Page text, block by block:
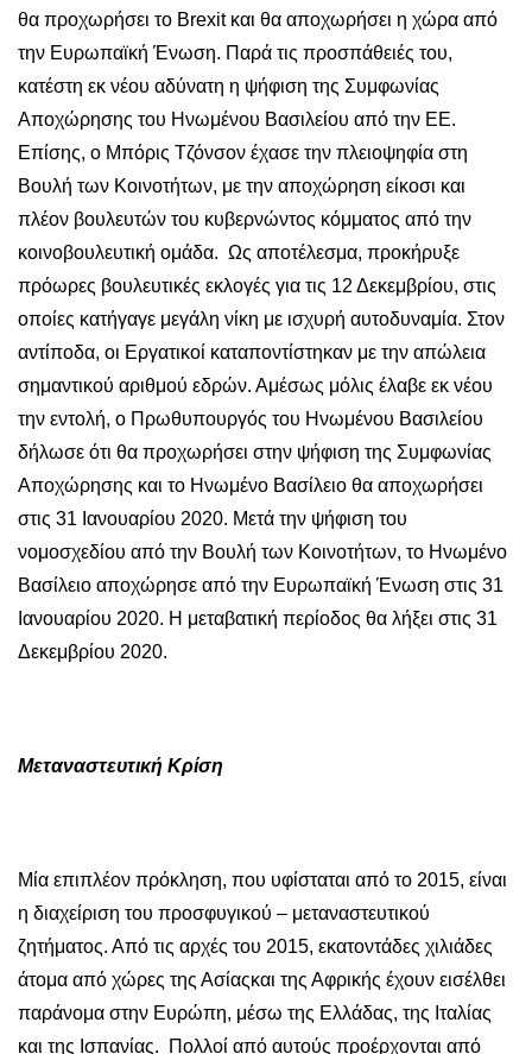
θα προχωρήσει το Brexit και θα αποχωρήσει η χώρα από
την Ευρωπαϊκή Ένωση. Παρά τις προσπάθειές του,
κατέστη εκ νέου αδύνατη η ψήφιση της Συμφωνίας
Αποχώρησης του Ηνωμένου Βασιλείου από την ΕΕ.
Επίσης, ο Μπόρις Τζόνσον έχασε την πλειοψηφία στη
Βουλή των Κοινοτήτων, με την αποχώρηση είκοσι και
πλέον βουλευτών του κυβερνώντος κόμματος από την
κοινοβουλευτική ομάδα. Ως αποτέλεσμα, προκήρυξε
πρόωρες βουλευτικές εκλογές για τις 12 Δεκεμβρίου, στις
οποίες κατήγαγε μεγάλη νίκη με ισχυρή αυτοδυναμία. Στον
αντίποδα, οι Εργατικοί καταποντίστηκαν με την απώλεια
σημαντικού αριθμού εδρών. Αμέσως μόλις έλαβε εκ νέου
την εντολή, ο Πρωθυπουργός του Ηνωμένου Βασιλείου
δήλωσε ότι θα προχωρήσει στην ψήφιση της Συμφωνίας
Αποχώρησης και το Ηνωμένο Βασίλειο θα αποχωρήσει
στις 31 Ιανουαρίου 2020. Μετά την ψήφιση του
νομοσχεδίου από την Βουλή των Κοινοτήτων, το Ηνωμένο
Βασίλειο αποχώρησε από την Ευρωπαϊκή Ένωση στις 31
Ιανουαρίου 2020. Η μεταβατική περίοδος θα λήξει στις 31
Δεκεμβρίου 2020.
Μεταναστευτική Κρίση
Μία επιπλέον πρόκληση, που υφίσταται από το 2015, είναι
η διαχείριση του προσφυγικού – μεταναστευτικού
ζητήματος. Από τις αρχές του 2015, εκατοντάδες χιλιάδες
άτομα από χώρες της Ασίαςκαι της Αφρικής έχουν εισέλθει
παράνομα στην Ευρώπη, μέσω της Ελλάδας, της Ιταλίας
και της Ισπανίας. Πολλοί από αυτούς προέρχονται από